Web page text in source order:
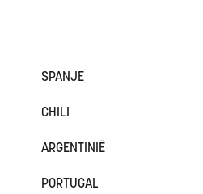
SPANJE
CHILI
ARGENTINIË
PORTUGAL